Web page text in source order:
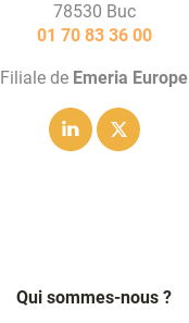
78530 Buc
01 70 83 36 00
Filiale de Emeria Europe
Qui sommes-nous ?